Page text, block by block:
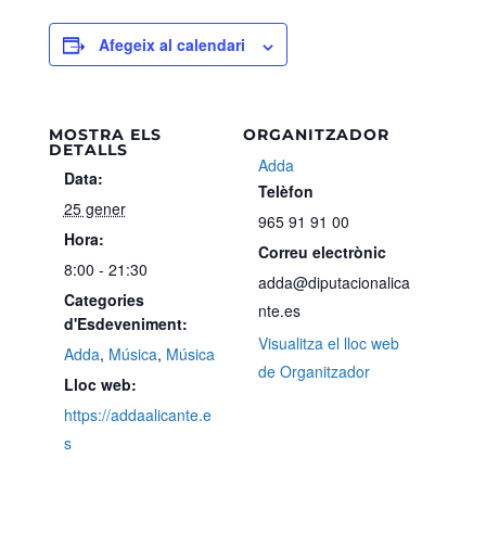
Afegeix al calendari
MOSTRA ELS
DETALLS
Data:
25 gener
Hora:
8:00 - 21:30
Categories
d'Esdeveniment:
Adda, Música, Música
Lloc web:
https://addaalicante.e
s
ORGANITZADOR
Adda
Telèfon
965 91 91 00
Correu electrònic
adda@diputacionalica
nte.es
Visualitza el lloc web
de Organitzador